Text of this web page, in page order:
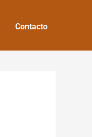
Contacto